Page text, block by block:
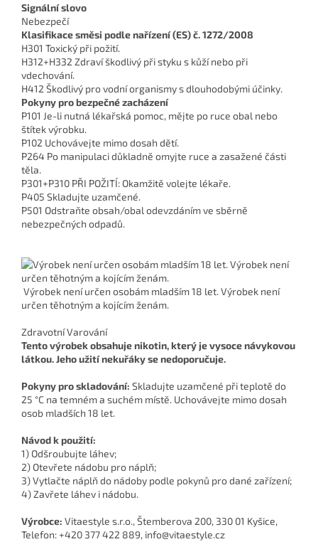
Signální slovo
Nebezpečí
Klasifikace směsi podle nařízení (ES) č. 1272/2008
H301 Toxický při požití.
H312+H332 Zdraví škodlivý při styku s kůží nebo při
vdechování.
H412 Škodlivý pro vodní organismy s dlouhodobými účinky.
Pokyny pro bezpečné zacházení
P101 Je-li nutná lékařská pomoc, mějte po ruce obal nebo
štítek výrobku.
P102 Uchovávejte mimo dosah dětí.
P264 Po manipulaci důkladně omyjte ruce a zasažené části
těla.
P301+P310 PŘI POŽITÍ: Okamžitě volejte lékaře.
P405 Skladujte uzamčené.
P501 Odstraňte obsah/obal odevzdáním ve sběrně
nebezpečných odpadů.
Výrobek není určen osobám mladším 18 let. Výrobek není
určen těhotným a kojícím ženám.
Zdravotní Varování
Tento výrobek obsahuje nikotin, který je vysoce návykovou
látkou. Jeho užití nekuřáky se nedoporučuje.
Pokyny pro skladování: Skladujte uzamčené při teplotě do
25 °C na temném a suchém místě. Uchovávejte mimo dosah
osob mladších 18 let.
Návod k použití:
1) Odšroubujte láhev;
2) Otevřete nádobu pro náplň;
3) Vytlačte náplň do nádoby podle pokynů pro dané zařízení;
4) Zavřete láhev i nádobu.
Výrobce: Vitaestyle s.r.o., Štemberova 200, 330 01 Kyšice,
Telefon: +420 377 422 889, info@vitaestyle.cz